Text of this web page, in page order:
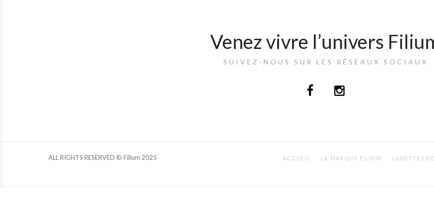
Venez vivre l’univers
SUIVEZ-NOUS SUR LES RÉSEAUX SOCIAUX
ALL RIGHTS RESERVED © Filium 2025 ACCUEIL LA MARQUE FILIUM LUNETTES